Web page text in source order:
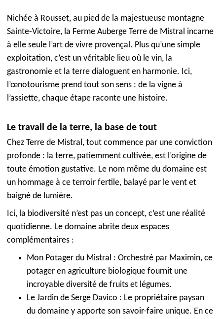
Nichée à Rousset, au pied de la majestueuse montagne
Sainte-Victoire, la Ferme Auberge Terre de Mistral incarne
à elle seule l’art de vivre provençal. Plus qu’une simple
exploitation, c’est un véritable lieu où le vin, la
gastronomie et la terre dialoguent en harmonie. Ici,
l’œnotourisme prend tout son sens : de la vigne à
l’assiette, chaque étape raconte une histoire.
Le travail de la terre, la base de tout
Chez Terre de Mistral, tout commence par une conviction
profonde : la terre, patiemment cultivée, est l’origine de
toute émotion gustative. Le nom même du domaine est
un hommage à ce terroir fertile, balayé par le vent et
baigné de lumière.
Ici, la biodiversité n’est pas un concept, c’est une réalité
quotidienne. Le domaine abrite deux espaces
complémentaires :
Mon Potager du Mistral : Orchestré par Maximin, ce
potager en agriculture biologique fournit une
incroyable diversité de fruits et légumes.
Le Jardin de Serge Davico : Le propriétaire paysan
du domaine y apporte son savoir-faire unique. En ce